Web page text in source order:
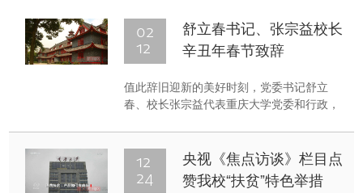
02
12
舒立春书记、张宗益校长
辛丑年春节致辞
值此辞旧迎新的美好时刻，党委书记舒立
春、校长张宗益代表重庆大学党委和行政，
致以新春的祝福和美好的祝愿！
12
24
央视《焦点访谈》栏目点
赞我校“扶贫”特色举措